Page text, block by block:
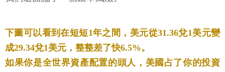
下圖可以看到在短短1年之間，美元從31.36兌1美元變
成29.34兌1美元，整整差了快6.5%。
如果你是全世界資產配置的頭人，美國占了你的投資